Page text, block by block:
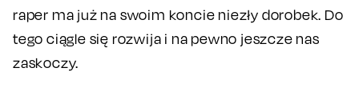
raper ma już na swoim koncie niezły dorobek. Do
tego ciągle się rozwija i na pewno jeszcze nas
zaskoczy.